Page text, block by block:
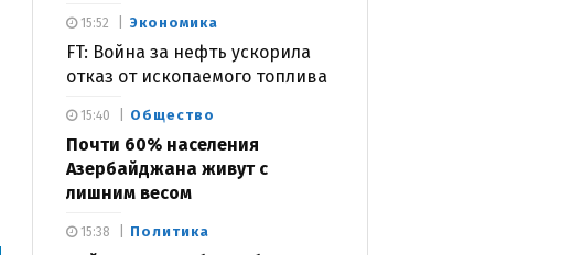
Экономика
FT: Война за нефть ускорила
отказ от ископаемого топлива
15:52
Общество
Почти 60% населения
Азербайджана живут с
лишним весом
15:40
Политика
15:38